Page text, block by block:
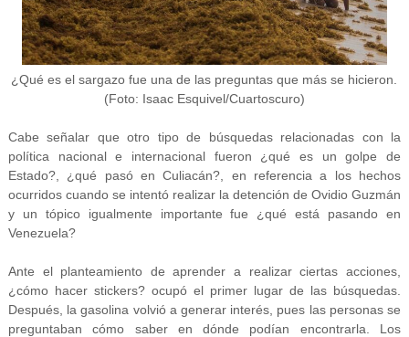
¿Qué es el sargazo fue una de las preguntas que más se hicieron.
(Foto: Isaac Esquivel/Cuartoscuro)
Cabe señalar que otro tipo de búsquedas relacionadas con la
política nacional e internacional fueron ¿qué es un golpe de
Estado?, ¿qué pasó en Culiacán?, en referencia a los hechos
ocurridos cuando se intentó realizar la detención de Ovidio Guzmán
y un tópico igualmente importante fue ¿qué está pasando en
Venezuela?
Ante el planteamiento de aprender a realizar ciertas acciones,
¿cómo hacer stickers? ocupó el primer lugar de las búsquedas.
Después, la gasolina volvió a generar interés, pues las personas se
preguntaban cómo saber en dónde podían encontrarla. Los